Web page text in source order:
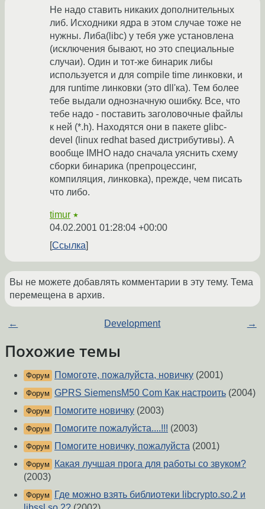
Не надо ставить никаких дополнительных
либ. Исходники ядра в этом случае тоже не
нужны. Либа(libc) у тебя уже установлена
(исключения бывают, но это специальные
случаи). Один и тот-же бинарик либы
используется и для compile time линковки, и
для runtime линковки (это dll'ка). Тем более
тебе выдали однозначную ошибку. Все, что
тебе надо - поставить заголовочные файлы
к ней (*.h). Находятся они в пакете glibc-
devel (linux redhat based дистрибутивы). А
вообще IMHO надо сначала уяснить схему
сборки бинарика (препроцессинг,
компиляция, линковка), прежде, чем писать
что либо.
timur ★
04.02.2001 01:28:04 +00:00
Ссылка
Вы не можете добавлять комментарии в эту тему. Тема
перемещена в архив.
← Development →
Похожие темы
Форум Помоготе, пожалуйста, новичку (2001)
Форум GPRS SiemensM50 Com Как настроить (2004)
Форум Помогите новичку (2003)
Форум Помогите пожалуйста....!!! (2003)
Форум Помогите новичку, пожалуйста (2001)
Форум
Какая лучшая прога для работы со звуком?
(2003)
Форум
Где можно взять библиотеки libcrypto.so.2 и